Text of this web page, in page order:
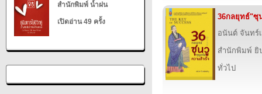
สำนักพิมพ์ น้ำฝน
เปิดอ่าน 49 ครั้ง
36กลยุทธ์"ซุ
อนันต์ จันทร์
สำนักพิมพ์ ยิ
ทั่วไป